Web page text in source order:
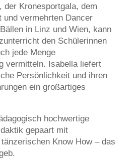
der Kronesportgala, dem
und vermehrten Dancer
in Linz und Wien, kann
den Schülerinnen
jede Menge
vermitteln. Isabella liefert
Persönlichkeit und ihren
ein großartiges
hochwertige
gepaart mit
Know How – das